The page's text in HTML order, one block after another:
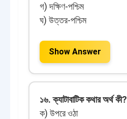
গ) দক্ষিণ-পশ্চিম
ঘ) উত্তর-পশ্চিম
Show Answer
১৬. ক্যাটাবাটিক কথার অর্থ কী?
ক) উপরে ওঠা